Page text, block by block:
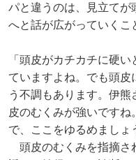
パと違うのは、見立てが
へと話が広がっていくこ
「頭皮がカチカチに硬
ていますよね。でも頭皮
う不調もあります。伊
皮のむくみが強いです
で、ここをゆるめましょ
頭皮のむくみを指摘さ